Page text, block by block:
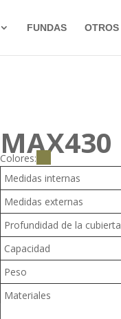
FUNDAS OTROS
MAX430
Colores:
Medidas internas
Medidas externas
Profundidad de la cubierta
Capacidad
Peso
Materiales